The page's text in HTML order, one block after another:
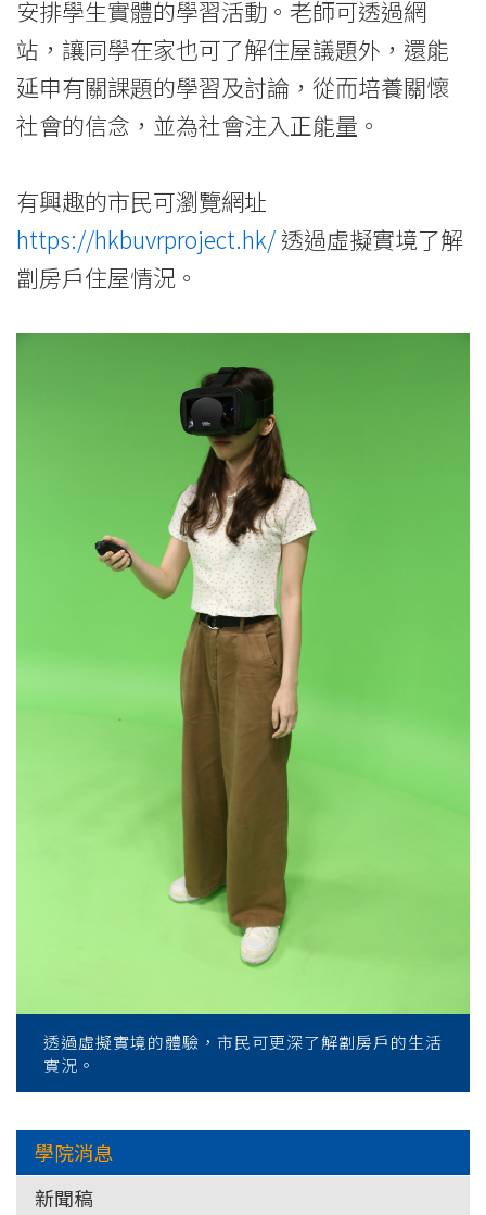
安排學生實體的學習活動。老師可透過網
站，讓同學在家也可了解住屋議題外，還能
延申有關課題的學習及討論，從而培養關懷
社會的信念，並為社會注入正能量。
有興趣的市民可瀏覽網址
https://hkbuvrproject.hk/ 透過虛擬實境了解
劏房戶住屋情況。
透過虛擬實境的體驗，市民可更深了解劏房戶的生活
實況。
學院消息
新聞稿